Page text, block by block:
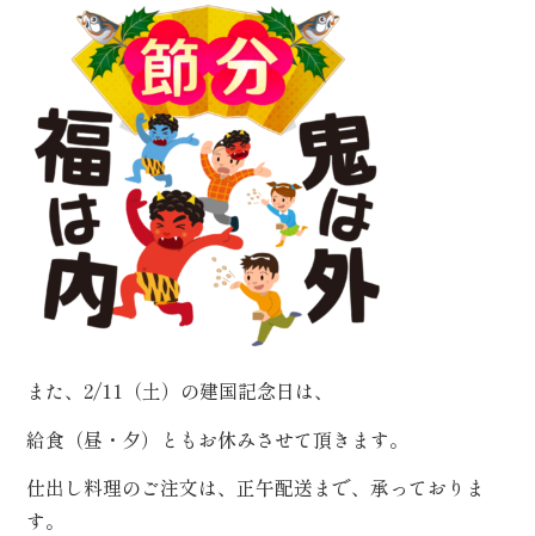
ぶ
また、2/11（土）の建国記念日は、
給食（昼・夕）ともお休みさせて頂きます。
仕出し料理のご注文は、正午配送まで、承っておりま
す。